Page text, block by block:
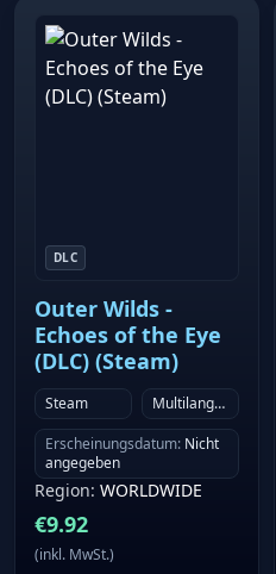
DLC
Outer Wilds -
Echoes of the Eye
(DLC) (Steam)
Steam
Multilanguage
Erscheinungsdatum: Nicht
angegeben
Region: WORLDWIDE
€9.92
(inkl. MwSt.)